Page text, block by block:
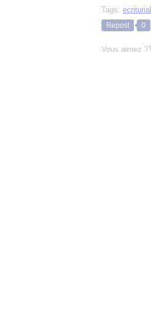
Tags:
Repost 0
Vous aimez ?